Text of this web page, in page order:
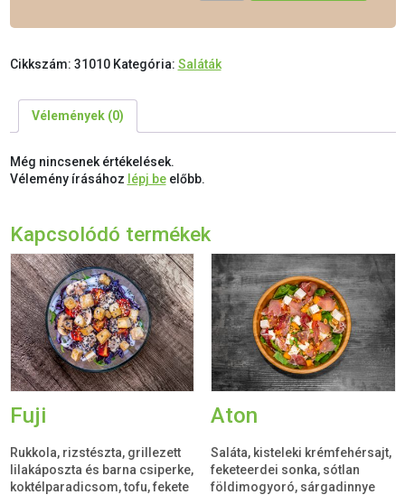
Cikkszám: 31010 Kategória: Saláták
Vélemények (0)
Még nincsenek értékelések.
Vélemény írásához lépj beelőbb.
Kapcsolódó termékek
Fuji
Rukkola, rizstészta, grillezett
lilakáposzta és barna csiperke,
koktélparadicsom, tofu, fekete
Aton
Saláta, kisteleki krémfehérsajt,
feketeerdei sonka, sótlan
földimogyoró, sárgadinnye